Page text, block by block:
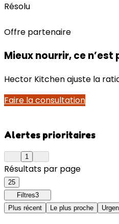
Résolu
Offre partenaire
Mieux nourrir, ce
Hector Kitchen ajuste la
Faire la consultation
Alertes prioritaires
1
Résultats par page
25
Filtres3
Plus récent
Le plus proche